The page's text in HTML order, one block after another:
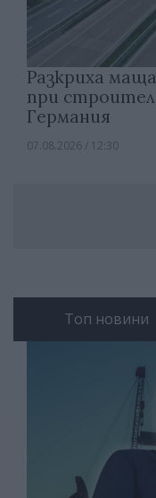
Разкриха
при
Германия
07.08.2026 / 12:30
Топ новини